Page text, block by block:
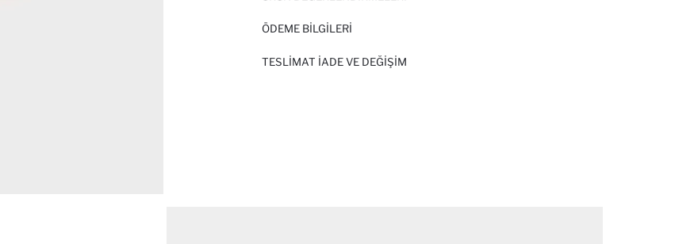
ÖDEME BİLGİLERİ
TESLIMAT İADE VE DEĞIŞIM